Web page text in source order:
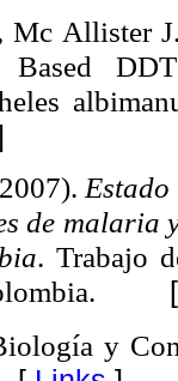
Mc Allister
Based
de malaria
. Trabajo
y